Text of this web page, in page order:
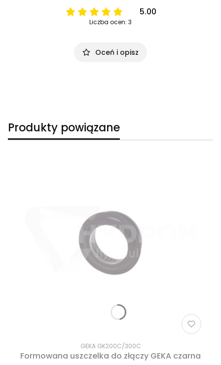
5.00
Liczba ocen: 3
Oceń i opisz
Produkty powiązane
GEKA GK200C/300C
Formowana uszczelka do złączy GEKA czarna